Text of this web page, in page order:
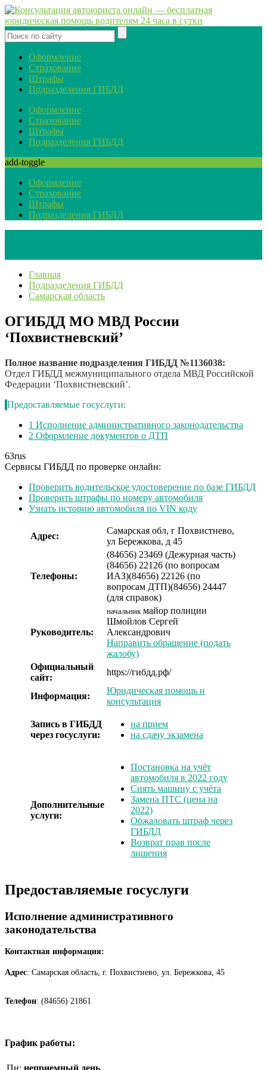
Оформление
Страхование
Штрафы
Подразделения ГИБДД
Оформление
Страхование
Штрафы
Подразделения ГИБДД
add-toggle
Оформление
Страхование
Штрафы
Подразделения ГИБДД
Главная
Подразделения ГИБДД
Самарская область
ОГИБДД МО МВД России
‘Похвистневский’
Полное название подразделения ГИБДД №1136038:
Отдел ГИБДД межмуниципального отдела МВД Российской
Федерации ‘Похвистневский’.
Предоставляемые госуслуги:
1 Исполнение административного законодательства
2 Оформление документов о ДТП
63rus
Сервисы ГИБДД по проверке онлайн:
Проверить водительское удостоверение по базе ГИБДД
Проверить штрафы по номеру автомобиля
Узнать историю автомобиля по VIN коду
Адрес:
Самарская обл, г Похвистнево,
ул Бережкова, д 45
Телефоны:
(84656) 23469 (Дежурная часть)
(84656) 22126 (по вопросам
ИАЗ)(84656) 22126 (по
вопросам ДТП)(84656) 24447
(для справок)
Руководитель:
начальник майор полиции
Шмойлов Сергей
Александрович
Направить обращение (подать
жалобу)
Официальный
сайт:
https://гибдд.рф/
Информация:
Юридическая помощь и
консультация
Запись в ГИБДД
через госуслуги:
на прием
на сдачу экзамена
Дополнительные
услуги:
Постановка на учёт
автомобиля в 2022 году
Снять машину с учёта
Замена ПТС (цена на
2022)
Обжаловать штраф через
ГИБДД
Возврат прав после
лишения
Предоставляемые госуслуги
Исполнение административного
законодательства
Контактная информация:
Адрес: Самарская область, г. Похвистнево, ул. Бережкова, 45
Телефон: (84656) 21861
График работы: